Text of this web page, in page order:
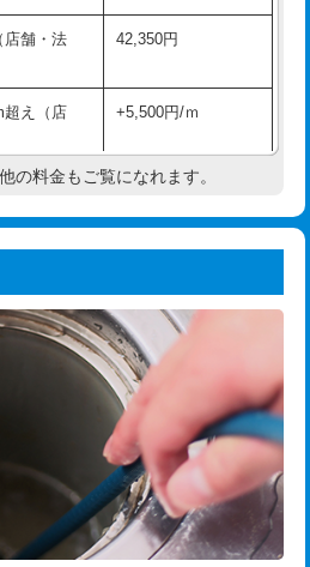
の価格です。
（バンド止
5,500円
埋め戻し作
11,000円
・HI）使
鋼管・銅
まで)
44,000円
管・銅
超え)
+8,800円
戻し作
11,000円~
ｍまで） 55,000円
店舗・法
42,350円
え（店
+5,500円/ｍ
現地調査
え +3,300円
33,000円
8,800円
清掃・修
（軽作業）
11,000円
・清掃・修
22,000円
の料金もご覧になれます。